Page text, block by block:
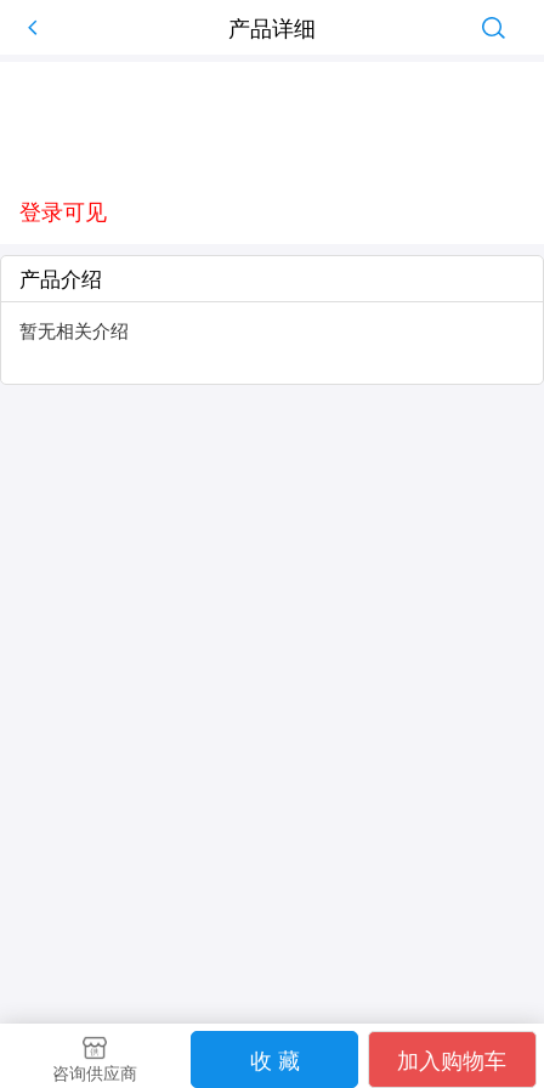
产品详细
登录可见
产品介绍
暂无相关介绍
咨询供应商 收 藏 加入购物车